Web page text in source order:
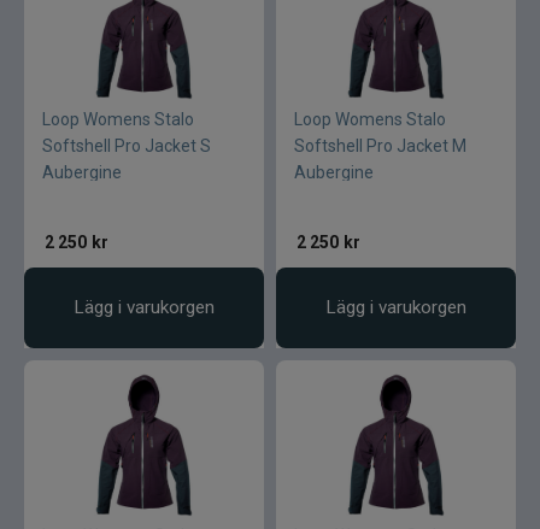
Loop Womens Stalo
Softshell Pro Jacket S
Aubergine
2 250 kr
Lägg i varukorgen
Loop Womens Stalo
Softshell Pro Jacket M
Aubergine
2 250 kr
Lägg i varukorgen